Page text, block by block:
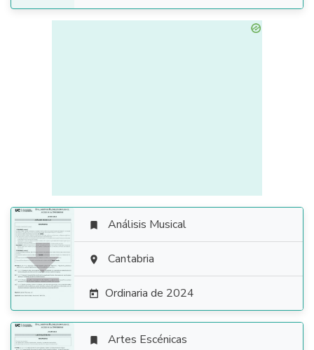

 Análisis Musical
 Cantabria
 Ordinaria de 2024
 Artes Escénicas